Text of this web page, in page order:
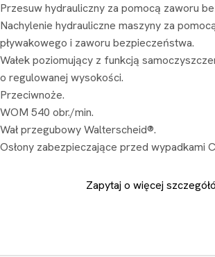
Przesuw hydrauliczny za pomocą zaworu
Nachylenie hydrauliczne maszyny za
pływakowego i zaworu bezpieczeństwa.
Wałek poziomujący z funkcją
o regulowanej wysokości.
Przeciwnoże.
WOM 540 obr./min.
Wał przegubowy Walterscheid®.
Osłony zabezpieczające przed wypadkami
Zapytaj o więcej